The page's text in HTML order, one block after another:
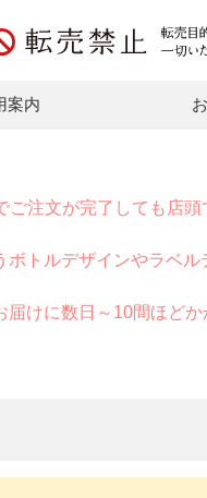
案内
注文が完了しても店
トルデザインやラベル
けに数日～10間ほどか